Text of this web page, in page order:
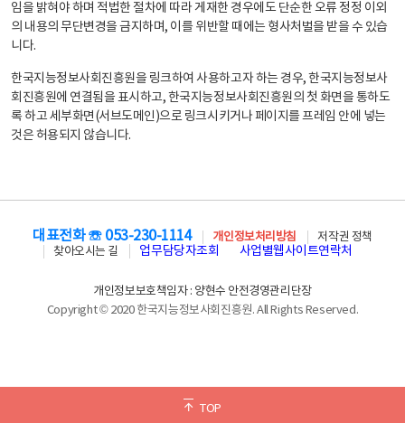
임을 밝혀야 하며 적법한 절차에 따라 게재한 경우에도 단순한 오류 정정 이외
의 내용의 무단변경을 금지하며, 이를 위반할 때에는 형사처벌을 받을 수 있습
니다.
한국지능정보사회진흥원을 링크하여 사용하고자 하는 경우, 한국지능정보사
회진흥원에 연결됨을 표시하고, 한국지능정보사회진흥원의 첫 화면을 통하도
록 하고 세부화면(서브도메인)으로 링크시키거나 페이지를 프레임 안에 넣는
것은 허용되지 않습니다.
TOP
대표전화 ☏ 053-230-1114 개인정보처리방침
저작권 정책
찾아오시는 길
업무담당자조회 사업별웹사이트연락처
개인정보보호책임자 : 양현수 안전경영관리단장
Copyright © 2020 한국지능정보사회진흥원. All Rights Reserved.